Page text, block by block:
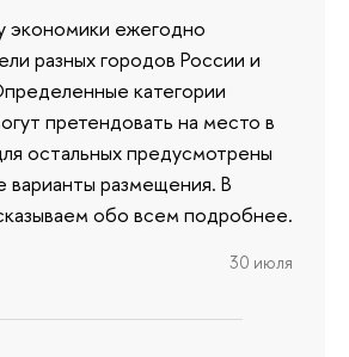
экономики ежегодно
разных городов России и
категории
претендовать на место в
остальных предусмотрены
варианты размещения. В
обо всем подробнее.
30 июля